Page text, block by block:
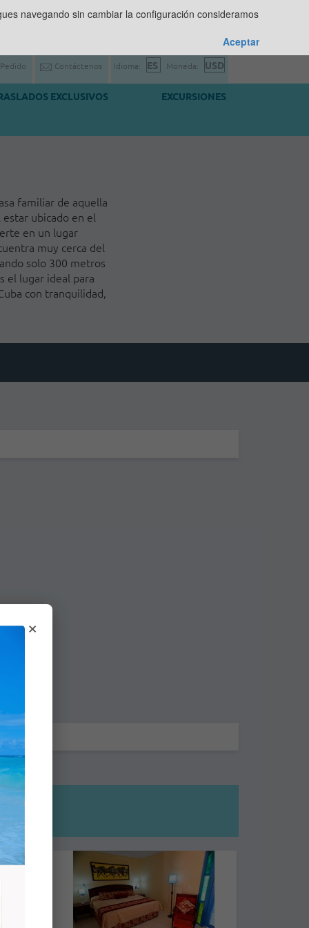
Contáctenos Idioma: Moneda:
EXCLUSIVOS EXCURSIONES
familiar de aquella
ubicado en el
en un lugar
muy cerca del
solo 300 metros
el lugar ideal para
con tranquilidad,
×
navegando sin cambiar la configuración consideramos
Aceptar